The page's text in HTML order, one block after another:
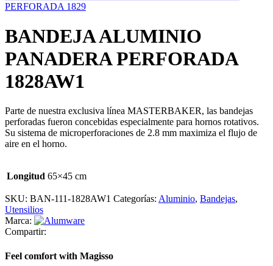
PERFORADA 1829
BANDEJA ALUMINIO
PANADERA PERFORADA
1828AW1
Parte de nuestra exclusiva línea MASTERBAKER, las bandejas
perforadas fueron concebidas especialmente para hornos rotativos.
Su sistema de microperforaciones de 2.8 mm maximiza el flujo de
aire en el horno.
Longitud 65×45 cm
SKU: BAN-111-1828AW1 Categorías: Aluminio, Bandejas,
Utensilios
Marca:
Compartir:
Feel comfort with Magisso